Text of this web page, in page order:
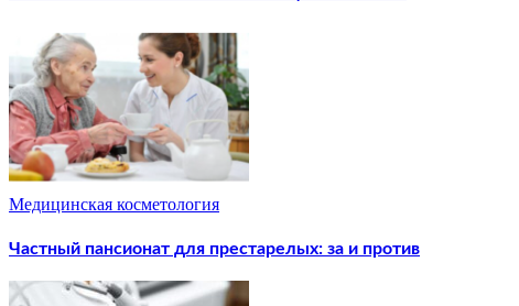
Медицинская косметология
Частный пансионат для престарелых: за и против